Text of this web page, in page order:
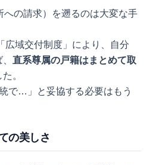
への請求）を遡るのは大変な手
広域交付制度」により、自分
直系尊属の戸籍はまとめて取
。
で…」と妥協する必要はもう
の美しさ